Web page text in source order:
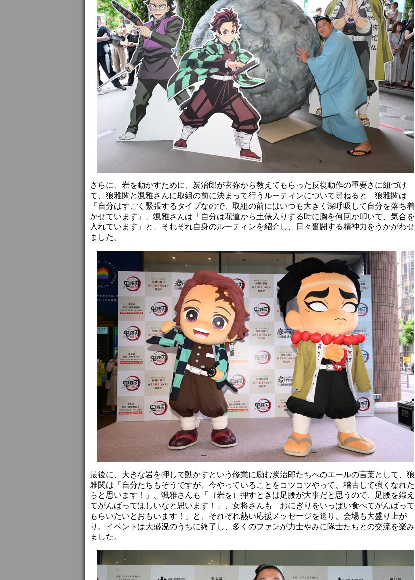
さらに、岩を動かすために、炭治郎が玄弥から教えてもらった反復動作の重要さに紐づけ
て、狼雅関と颯雅さんに取組の前に決まって行うルーティンについて尋ねると、狼雅関は
「自分はすごく緊張するタイプなので、取組の前にはいつも大きく深呼吸して自分を落ち着
かせています」、颯雅さんは「自分は花道から土俵入りする時に胸を何回か叩いて、気合を
入れています」と、それぞれ自身のルーティンを紹介し、日々奮闘する精神力をうかがわせ
ました。
最後に、大きな岩を押して動かすという修業に励む炭治郎たちへのエールの言葉として、狼
雅関は「自分たちもそうですが、今やっていることをコツコツやって、稽古して強くなれた
らと思います！」、颯雅さんも「（岩を）押すときは足腰が大事だと思うので、足腰を鍛え
てがんばってほしいなと思います！」、女将さんも「おにぎりをいっぱい食べてがんばって
もらいたいとおもいます！」と、それぞれ熱い応援メッセージを送り、会場も大盛り上が
り。イベントは大盛況のうちに終了し、多くのファンが力士やみに隊士たちとの交流を楽み
ました。